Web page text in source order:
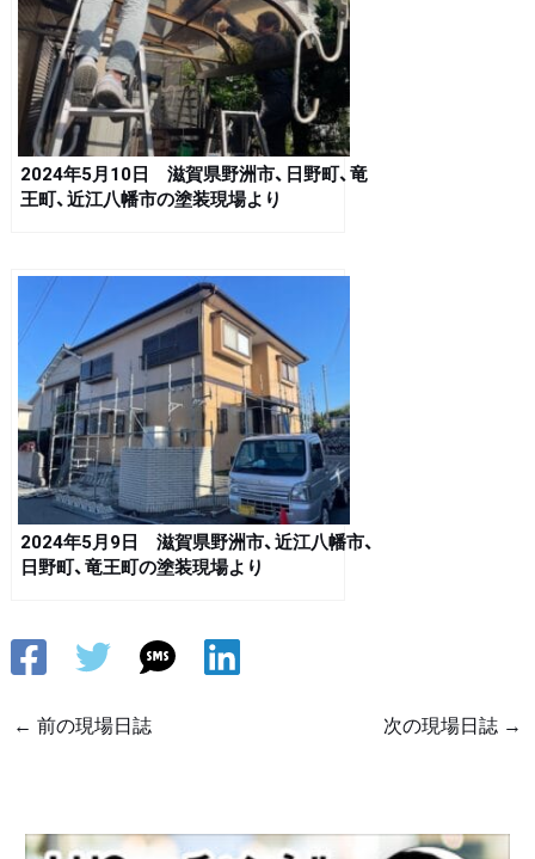
2024年5月10日 滋賀県野洲市、日野町、竜
王町、近江八幡市の塗装現場より
2024年5月9日 滋賀県野洲市、近江八幡市、
日野町、竜王町の塗装現場より
← 前の現場日誌 次の現場日誌 →